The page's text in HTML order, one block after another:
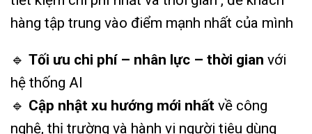
hàng tập trung vào điểm mạnh nhất của mình
🔹 Tối ưu chi phí – nhân lực – thời gian với
hệ thống AI
🔹 Cập nhật xu hướng mới nhất về công
nghệ, thị trường và hành vi người tiêu dùng